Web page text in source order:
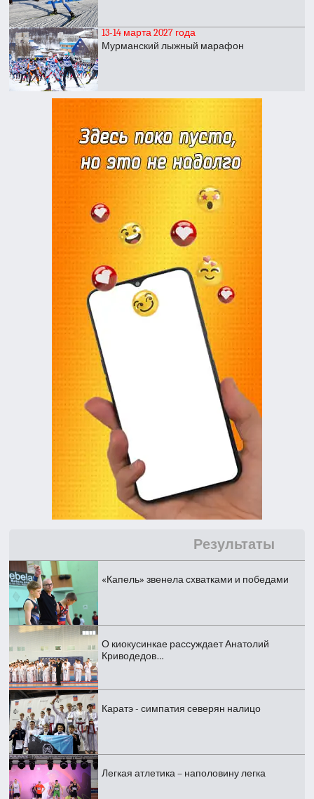
13-14 марта 2027 года
Мурманский лыжный марафон
Результаты
«Капель» звенела схватками и победами
О киокусинкае рассуждает Анатолий
Криводедов…
Каратэ - симпатия северян налицо
Легкая атлетика – наполовину легка